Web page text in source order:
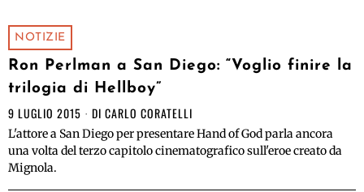
NOTIZIE
Ron Perlman a San Diego: “Voglio finire la
trilogia di Hellboy”
9 LUGLIO 2015 DI CARLO CORATELLI
L'attore a San Diego per presentare Hand of God parla ancora
una volta del terzo capitolo cinematografico sull'eroe creato da
Mignola.